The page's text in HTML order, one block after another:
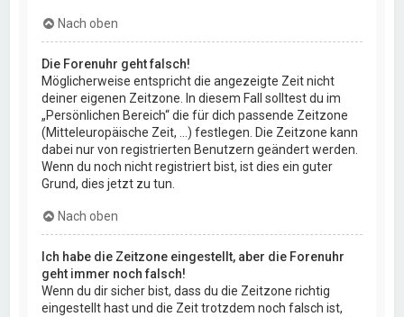
Nach oben
Die Forenuhr geht falsch!
Möglicherweise entspricht die angezeigte Zeit nicht
deiner eigenen Zeitzone. In diesem Fall solltest du im
„Persönlichen Bereich“ die für dich passende Zeitzone
(Mitteleuropäische Zeit, ...) festlegen. Die Zeitzone kann
dabei nur von registrierten Benutzern geändert werden.
Wenn du noch nicht registriert bist, ist dies ein guter
Grund, dies jetzt zu tun.
Nach oben
Ich habe die Zeitzone eingestellt, aber die Forenuhr
geht immer noch falsch!
Wenn du dir sicher bist, dass du die Zeitzone richtig
eingestellt hast und die Zeit trotzdem noch falsch ist,